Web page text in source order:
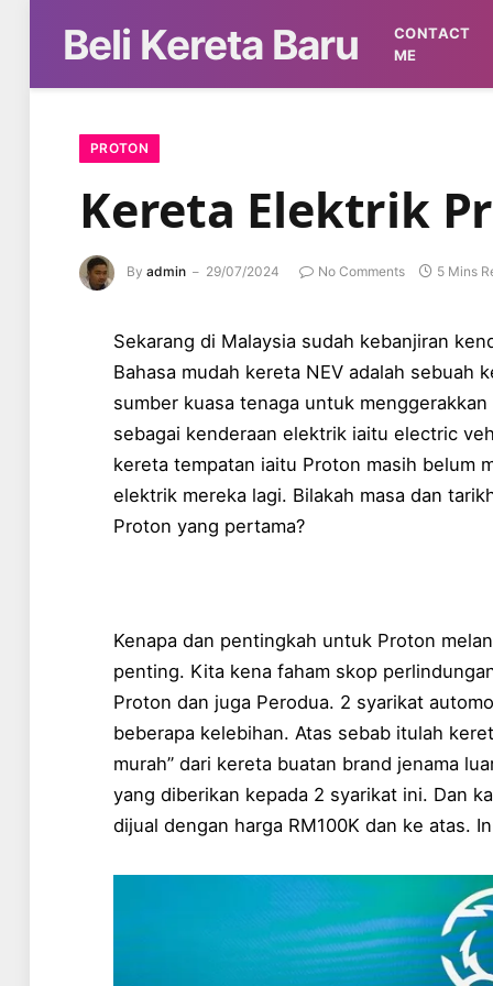
Beli Kereta Baru
CONTACT
ME
PROTON
Kereta Elektrik
By admin 29/07/2024 No Comments 5 Mins
Sekarang di Malaysia sudah kebanjiran
Bahasa mudah kereta NEV adalah sebuah
sumber kuasa tenaga untuk
sebagai kenderaan elektrik iaitu electric
kereta tempatan iaitu Proton masih belum
elektrik mereka lagi. Bilakah masa dan
Proton yang pertama?
Kenapa dan pentingkah untuk Proton
penting. Kita kena faham skop
Proton dan juga Perodua. 2 syarikat
beberapa kelebihan. Atas sebab itulah
murah” dari kereta buatan brand jenama
yang diberikan kepada 2 syarikat ini. Dan
dijual dengan harga RM100K dan ke atas.